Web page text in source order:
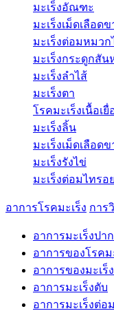
มะเร็งอัณฑะ
มะเร็งเม็ดเลือด
มะเร็งต่อมหมวก
มะเร็งกระดูกสัน
มะเร็งลำไส้
มะเร็งตา
โรคมะเร็งเนื้อเ
มะเร็งลิ้น
มะเร็งเม็ดเลือดข
มะเร็งรังไข่
มะเร็งต่อมไทรอ
อาการโรคมะเร็ง การ
อาการมะเร็งปา
อาการของโรคม
อาการของมะเร็
อาการมะเร็งตับ
อาการมะเร็งต่